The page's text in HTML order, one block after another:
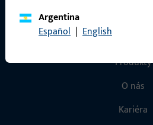
Argentina
Español | EnglishRychlý
Produkty
O nás
Kariéra